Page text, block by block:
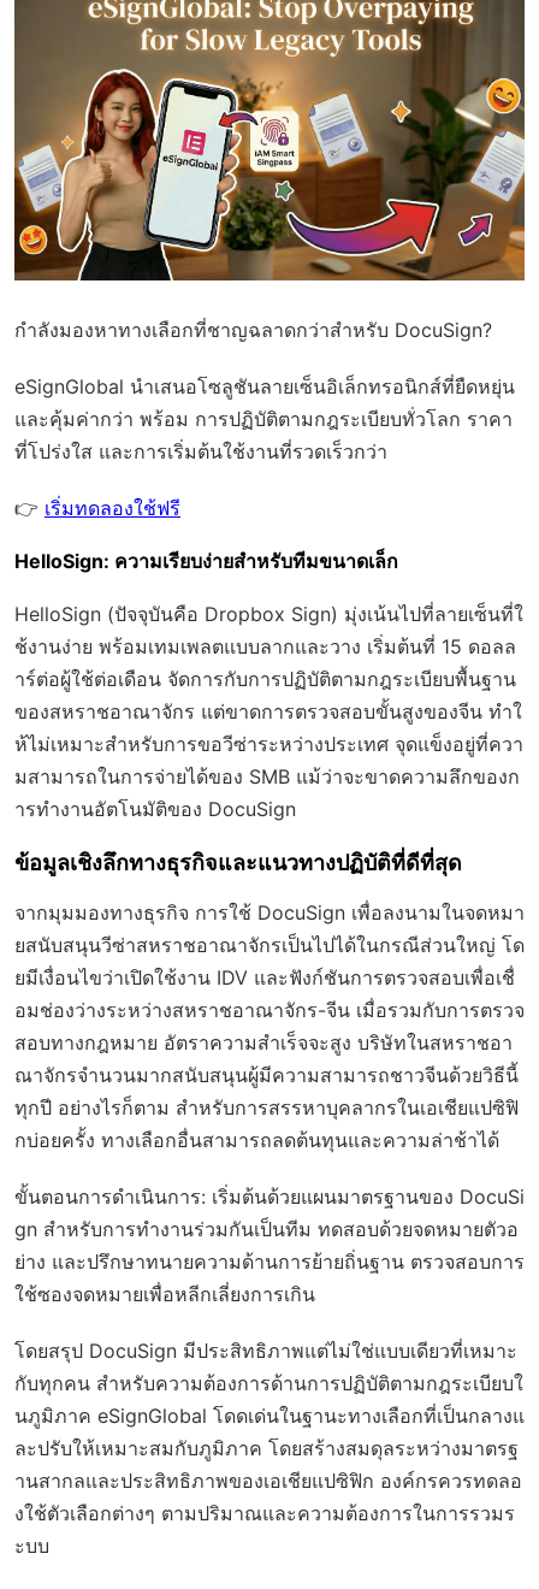
กำลังมองหาทางเลือกที่ชาญฉลาดกว่าสำหรับ DocuSign?
eSignGlobal นำเสนอโซลูชันลายเซ็นอิเล็กทรอนิกส์ที่ยืดหยุ่น
และคุ้มค่ากว่า พร้อม การปฏิบัติตามกฎระเบียบทั่วโลก ราคา
ที่โปร่งใส และการเริ่มต้นใช้งานที่รวดเร็วกว่า
👉 เริ่มทดลองใช้ฟรี
HelloSign: ความเรียบง่ายสำหรับทีมขนาดเล็ก
HelloSign (ปัจจุบันคือ Dropbox Sign) มุ่งเน้นไปที่ลายเซ็นที่ใ
ช้งานง่าย พร้อมเทมเพลตแบบลากและวาง เริ่มต้นที่ 15 ดอลล
าร์ต่อผู้ใช้ต่อเดือน จัดการกับการปฏิบัติตามกฎระเบียบพื้นฐาน
ของสหราชอาณาจักร แต่ขาดการตรวจสอบขั้นสูงของจีน ทำใ
ห้ไม่เหมาะสำหรับการขอวีซ่าระหว่างประเทศ จุดแข็งอยู่ที่ควา
มสามารถในการจ่ายได้ของ SMB แม้ว่าจะขาดความลึกของก
ารทำงานอัตโนมัติของ DocuSign
ข้อมูลเชิงลึกทางธุรกิจและแนวทางปฏิบัติที่ดีที่สุด
จากมุมมองทางธุรกิจ การใช้ DocuSign เพื่อลงนามในจดหมา
ยสนับสนุนวีซ่าสหราชอาณาจักรเป็นไปได้ในกรณีส่วนใหญ่ โด
ยมีเงื่อนไขว่าเปิดใช้งาน IDV และฟังก์ชันการตรวจสอบเพื่อเชื่
อมช่องว่างระหว่างสหราชอาณาจักร-จีน เมื่อรวมกับการตรวจ
สอบทางกฎหมาย อัตราความสำเร็จจะสูง บริษัทในสหราชอา
ณาจักรจำนวนมากสนับสนุนผู้มีความสามารถชาวจีนด้วยวิธีนี้
ทุกปี อย่างไรก็ตาม สำหรับการสรรหาบุคลากรในเอเชียแปซิฟิ
กบ่อยครั้ง ทางเลือกอื่นสามารถลดต้นทุนและความล่าช้าได้
ขั้นตอนการดำเนินการ: เริ่มต้นด้วยแผนมาตรฐานของ DocuSi
gn สำหรับการทำงานร่วมกันเป็นทีม ทดสอบด้วยจดหมายตัวอ
ย่าง และปรึกษาทนายความด้านการย้ายถิ่นฐาน ตรวจสอบการ
ใช้ซองจดหมายเพื่อหลีกเลี่ยงการเกิน
โดยสรุป DocuSign มีประสิทธิภาพแต่ไม่ใช่แบบเดียวที่เหมาะ
กับทุกคน สำหรับความต้องการด้านการปฏิบัติตามกฎระเบียบใ
นภูมิภาค eSignGlobal โดดเด่นในฐานะทางเลือกที่เป็นกลางแ
ละปรับให้เหมาะสมกับภูมิภาค โดยสร้างสมดุลระหว่างมาตรฐ
านสากลและประสิทธิภาพของเอเชียแปซิฟิก องค์กรควรทดลอ
งใช้ตัวเลือกต่างๆ ตามปริมาณและความต้องการในการรวมร
ะบบ